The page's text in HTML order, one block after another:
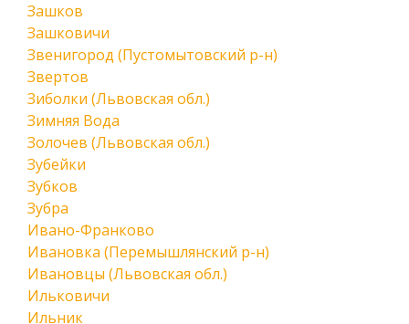
Зашков
Зашковичи
Звенигород (Пустомытовский р-н)
Звертов
Зиболки (Львовская обл.)
Зимняя Вода
Золочев (Львовская обл.)
Зубейки
Зубков
Зубра
Ивано-Франково
Ивановка (Перемышлянский р-н)
Ивановцы (Львовская обл.)
Ильковичи
Ильник